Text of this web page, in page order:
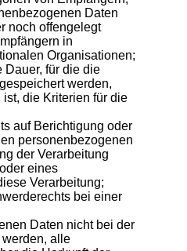
Daten
noch offengelegt
in
Organisationen;
Dauer, für die die
werden,
die Kriterien für die
auf Berichtigung oder
personenbezogenen
der Verarbeitung
eines
Verarbeitung;
bei einer
Daten nicht bei der
werden, alle